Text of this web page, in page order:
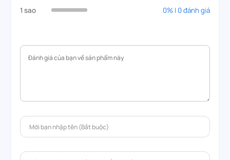
1 sao
0% | 0 đánh giá